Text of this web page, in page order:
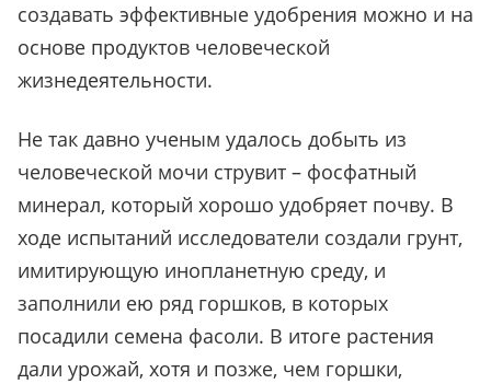
создавать эффективные удобрения можно и на
основе продуктов человеческой
жизнедеятельности.
Не так давно ученым удалось добыть из
человеческой мочи струвит – фосфатный
минерал, который хорошо удобряет почву. В
ходе испытаний исследователи создали грунт,
имитирующую инопланетную среду, и
заполнили ею ряд горшков, в которых
посадили семена фасоли. В итоге растения
дали урожай, хотя и позже, чем горшки,